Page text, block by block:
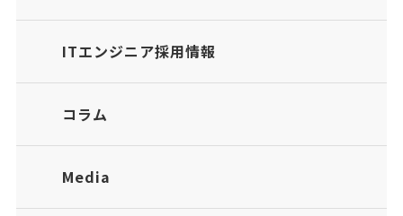
ITエンジニア採用情報
コラム
Media